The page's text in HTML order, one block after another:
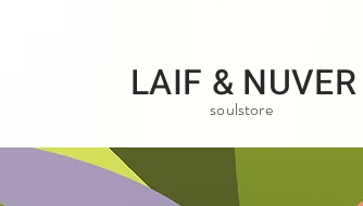
LAIF & NUVER
soulstore